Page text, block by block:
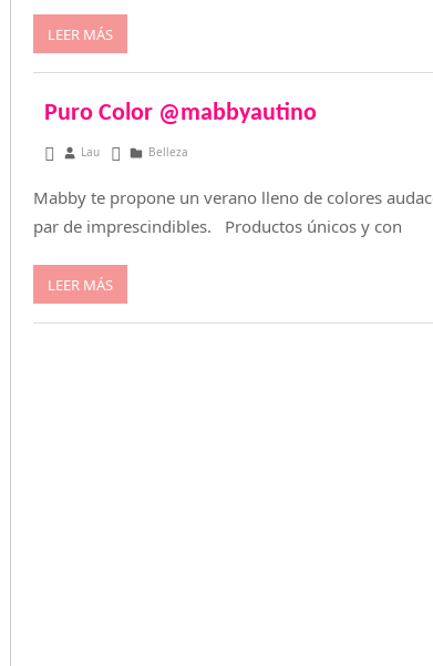
LEER MÁS
Puro Color @mabbyautino
diciembre 18, 2012
Lau Belleza
Mabby te propone un verano lleno de colores
par de imprescindibles. Productos únicos y con
LEER MÁS